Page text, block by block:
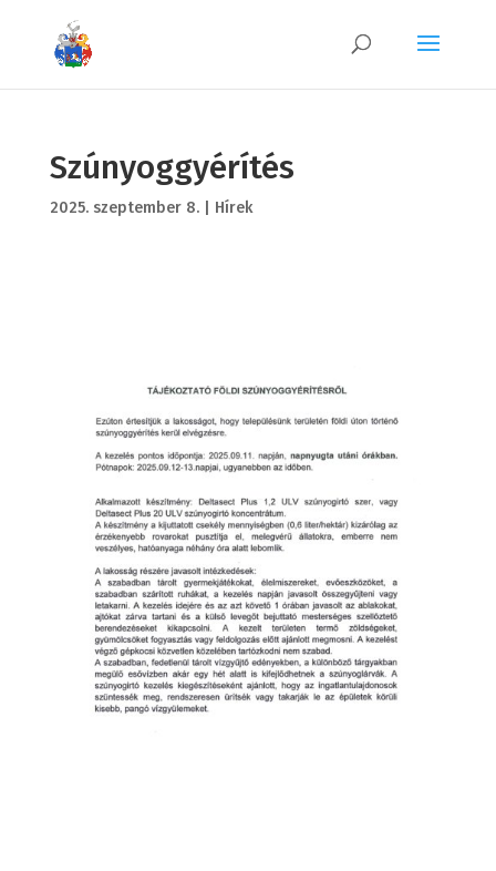
Szúnyoggyérítés
2025. szeptember 8.| Hírek